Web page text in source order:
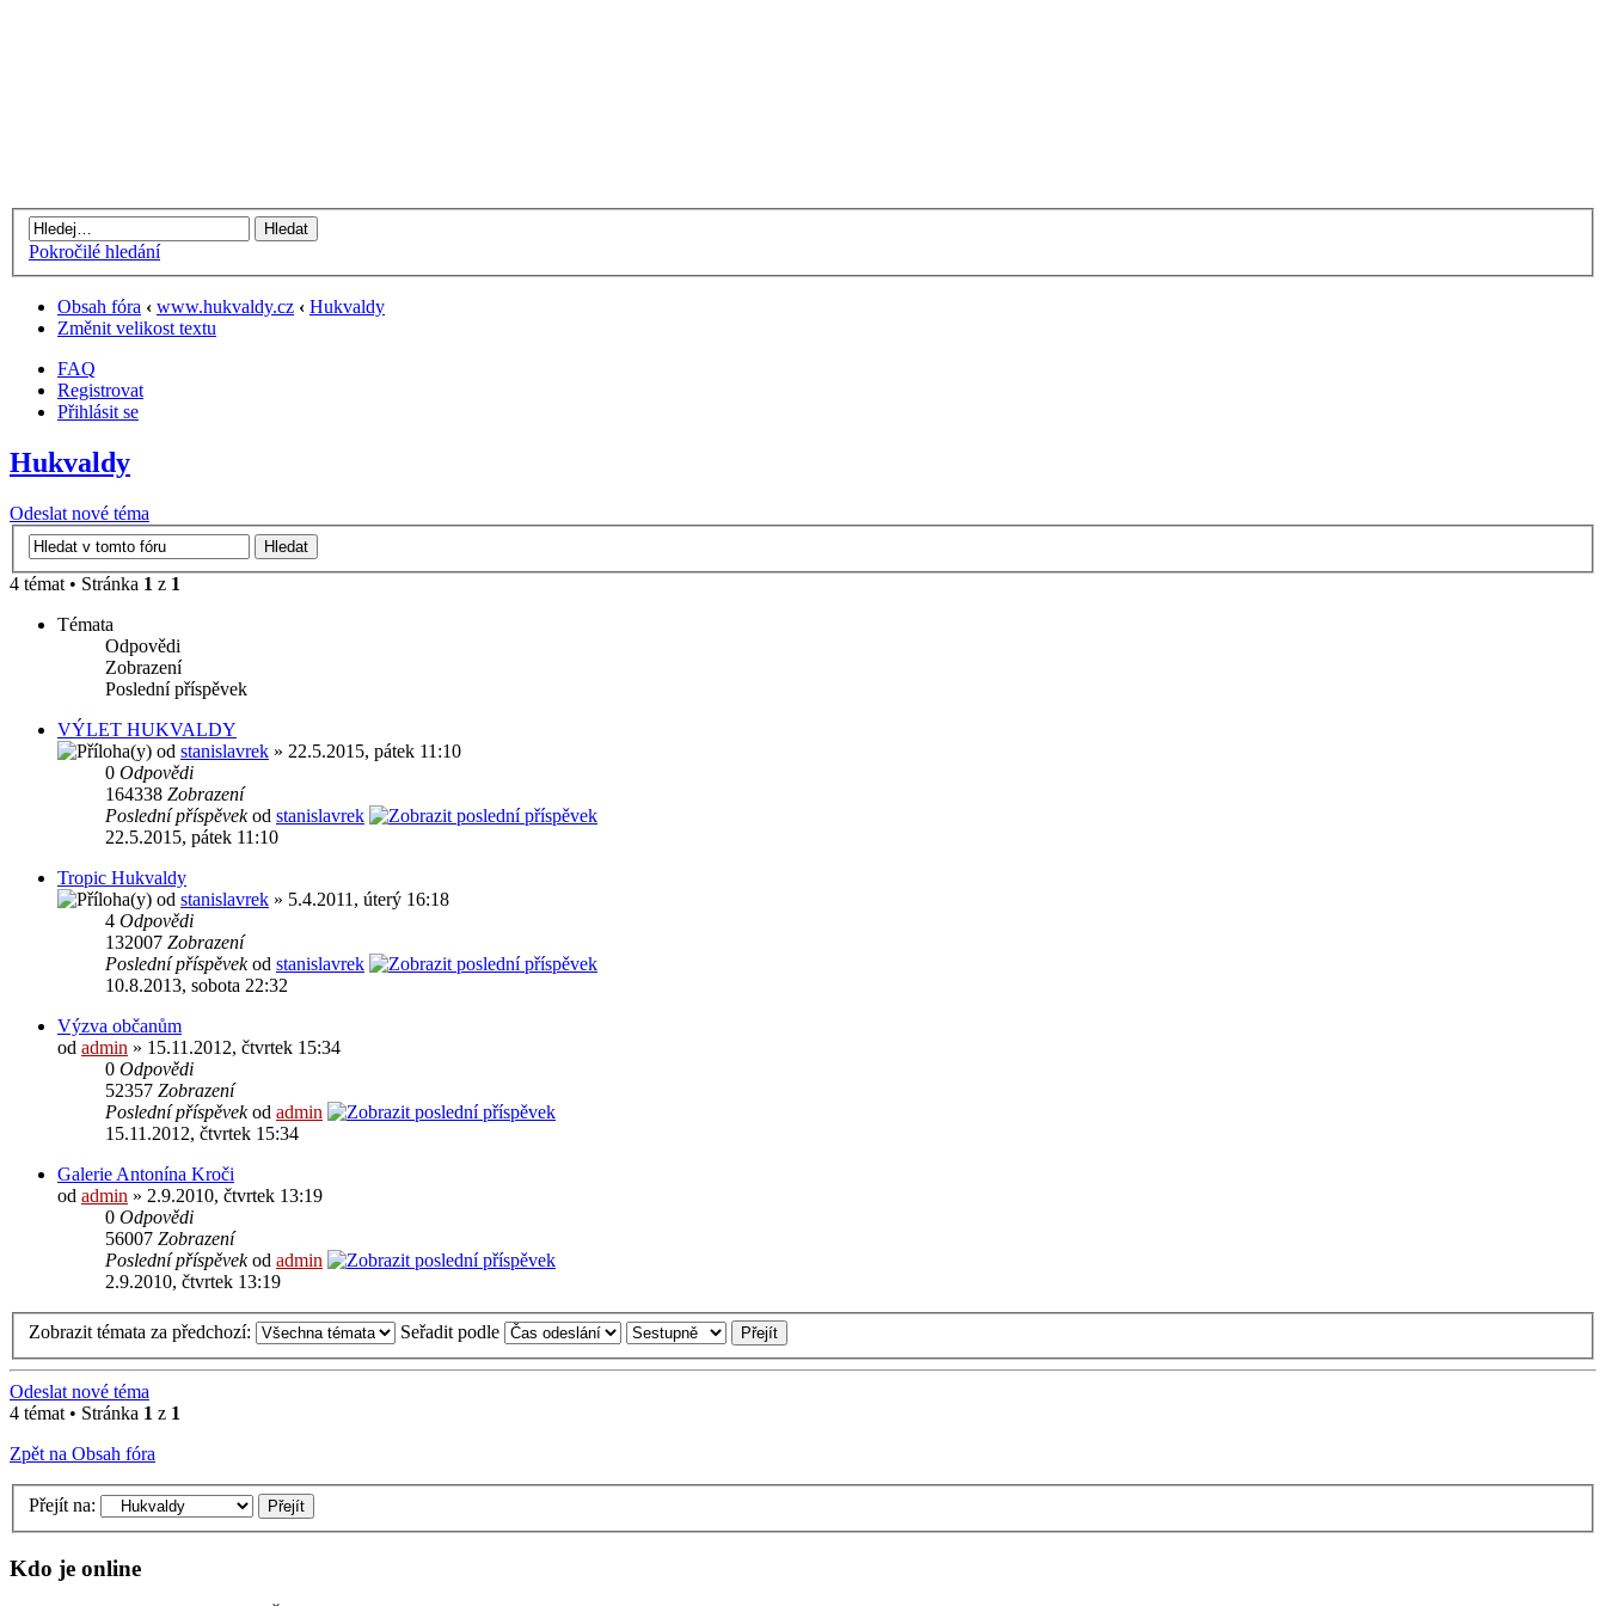
Pokročilé hledání
Obsah fóra ‹ www.hukvaldy.cz ‹ Hukvaldy
Změnit velikost textu
FAQ
Registrovat
Přihlásit se
Hukvaldy
Odeslat nové téma
4 témat • Stránka 1 z 1
Témata
Odpovědi
Zobrazení
Poslední příspěvek
VÝLET HUKVALDY
od stanislavrek » 22.5.2015, pátek 11:10
0 Odpovědi
164338 Zobrazení
Poslední příspěvekod stanislavrek
22.5.2015, pátek 11:10
Tropic Hukvaldy
od stanislavrek » 5.4.2011, úterý 16:18
4 Odpovědi
132007 Zobrazení
Poslední příspěvekod stanislavrek
10.8.2013, sobota 22:32
Výzva občanům
od admin » 15.11.2012, čtvrtek 15:34
0 Odpovědi
52357 Zobrazení
Poslední příspěvekod admin
15.11.2012, čtvrtek 15:34
Galerie Antonína Kroči
od admin » 2.9.2010, čtvrtek 13:19
0 Odpovědi
56007 Zobrazení
Poslední příspěvekod admin
2.9.2010, čtvrtek 13:19
Zobrazit témata za předchozí: Seřadit podle
Odeslat nové téma
4 témat • Stránka 1 z 1
Zpět na Obsah fóra
Přejít na:
Kdo je online